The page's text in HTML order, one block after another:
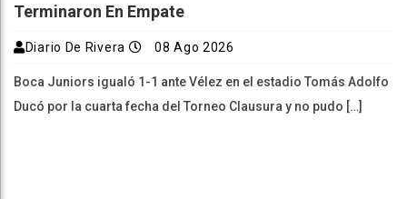
Terminaron En Empate
Diario De Rivera 08 Ago 2026
Boca Juniors igualó 1-1 ante Vélez en el estadio Tomás Adolfo
Ducó por la cuarta fecha del Torneo Clausura y no pudo […]